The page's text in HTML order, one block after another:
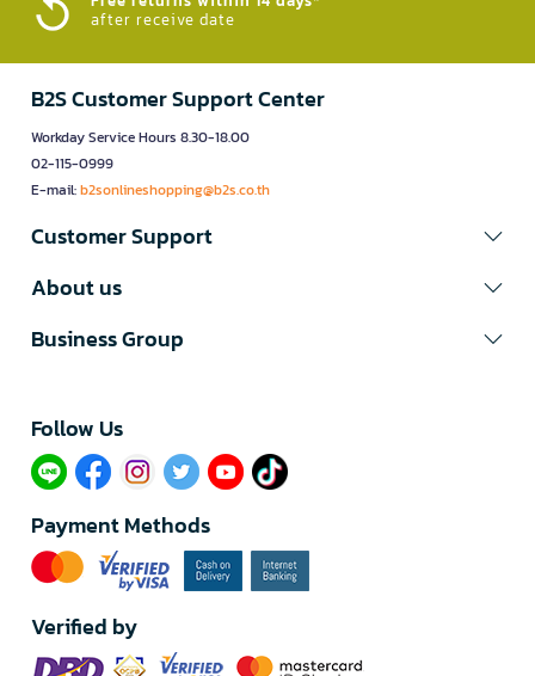
after receive date
B2S Customer Support Center
Workday Service Hours 8.30-18.00
02-115-0999
E-mail:b2sonlineshopping@b2s.co.th
Customer Support
About us
Business Group
Follow Us​
Payment Methods
Verified by